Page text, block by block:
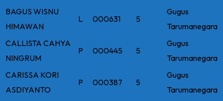
BAGUS WISNU
HIMAWAN
L 000631 5
Gugus
Tarumanegara
CALLISTA CAHYA
NINGRUM
P 000445 5
Gugus
Tarumanegara
CARISSA KORI
ASDIYANTO
P 000387 5
Gugus
Tarumanegara